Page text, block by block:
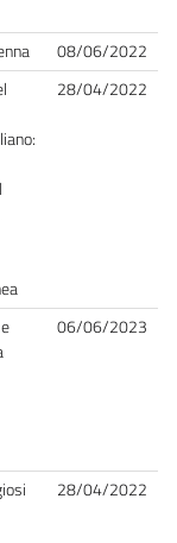
08/06/2022
28/04/2022
06/06/2023
28/04/2022